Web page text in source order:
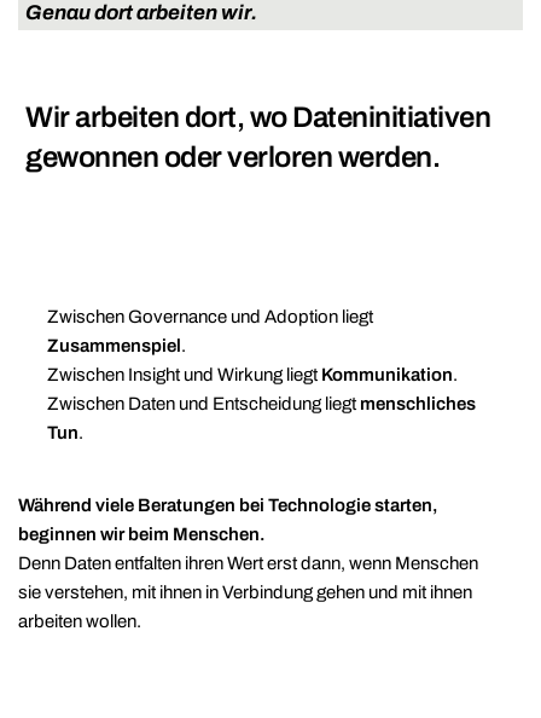
Genau dort arbeiten wir.
Wir arbeiten dort, wo Dateninitiativen
gewonnen oder verloren werden.
Zwischen Governance und Adoption liegt
Zusammenspiel.
Zwischen Insight und Wirkung liegt Kommunikation.
Zwischen Daten und Entscheidung liegt menschliches
Tun.
Während viele Beratungen bei Technologie starten,
beginnen wir beim Menschen.
Denn Daten entfalten ihren Wert erst dann, wenn Menschen
sie verstehen, mit ihnen in Verbindung gehen und mit ihnen
arbeiten wollen.